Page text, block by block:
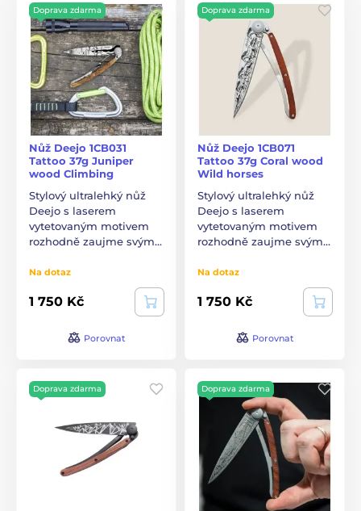
Doprava zdarma
Nůž Deejo 1CB031
Tattoo 37g Juniper
wood Climbing
Stylový ultralehký nůž
Deejo s laserem
vytetovaným motivem
rozhodně zaujme svým…
Na dotaz
1 750 Kč
Porovnat
Doprava zdarma
Nůž Deejo 1CB071
Tattoo 37g Coral wood
Wild horses
Stylový ultralehký nůž
Deejo s laserem
vytetovaným motivem
rozhodně zaujme svým…
Na dotaz
1 750 Kč
Porovnat
Doprava zdarma Doprava zdarma